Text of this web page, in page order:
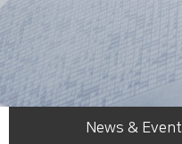
News & Event